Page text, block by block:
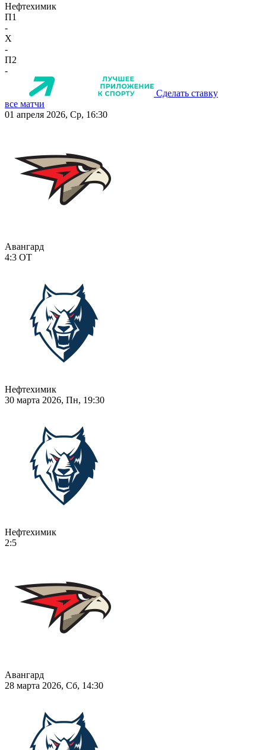
Нефтехимик
П1
-
X
-
П2
-
Сделать ставку
все матчи
01 апреля 2026, Ср, 16:30
Авангард
4:3 ОТ
Нефтехимик
30 марта 2026, Пн, 19:30
Нефтехимик
2:5
Авангард
28 марта 2026, Сб, 14:30